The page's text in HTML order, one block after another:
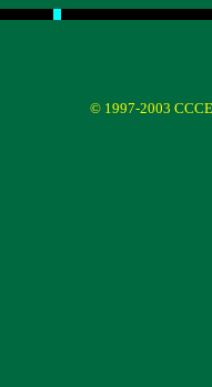
© 1997-2003